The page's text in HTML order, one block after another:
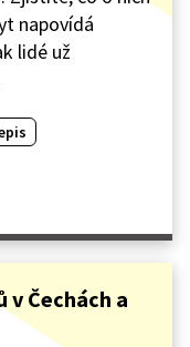
napovídá
lidé už
Čechách a